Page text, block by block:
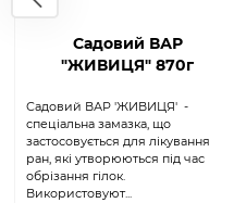
Садовий ВАР
"ЖИВИЦЯ" 870г
Садовий ВАР 'ЖИВИЦЯ' -
спеціальна замазка, що
застосовується для лікування
ран, які утворюються під час
обрізання гілок.
Використовуют...